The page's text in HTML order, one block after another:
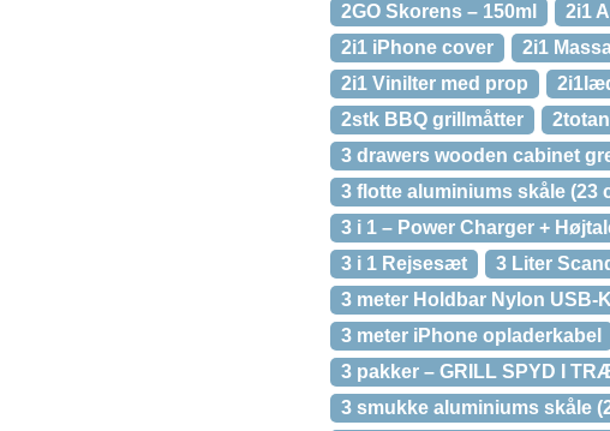
2GO Skorens – 150ml
2i1
2i1 iPhone cover
2i1
2i1 Vinilter med prop
2stk BBQ grillmåtter
3 drawers wooden cabinet
3 flotte aluminiums skåle (23
3 i 1 – Power Charger +
3 i 1 Rejsesæt
3 Liter
3 meter Holdbar Nylon
3 meter iPhone opladerkabel
3 pakker – GRILL SPYD I
3 smukke aluminiums skåle